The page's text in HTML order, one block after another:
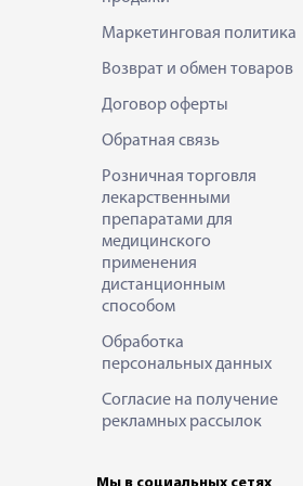
Маркетинговая политика
Возврат и обмен товаров
Договор оферты
Обратная связь
Розничная торговля
лекарственными
препаратами для
медицинского
применения
дистанционным
способом
Обработка
персональных данных
Согласие на получение
рекламных рассылок